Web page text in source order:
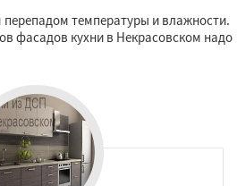
перепадом температуры и влажности.
фасадов кухни в Некрасовском надо